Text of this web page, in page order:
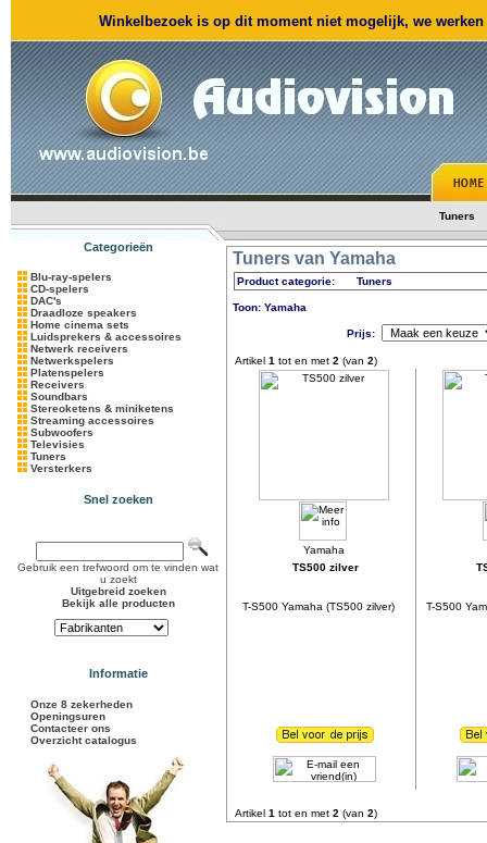
Winkelbezoek is op dit moment niet mogelijk, we
Tuners
Categorieën
Blu-ray-spelers
CD-spelers
DAC's
Draadloze speakers
Home cinema sets
Luidsprekers & accessoires
Netwerk receivers
Netwerkspelers
Platenspelers
Receivers
Soundbars
Stereoketens & miniketens
Streaming accessoires
Subwoofers
Televisies
Tuners
Versterkers
Snel zoeken
Gebruik een trefwoord om te vinden wat
u zoekt
Uitgebreid zoeken
Bekijk alle producten
Informatie
Onze 8 zekerheden
Openingsuren
Contacteer ons
Overzicht catalogus
Tuners van Yamaha
Product categorie: Tuners
Toon: Yamaha
Prijs:
Artikel 1 tot en met 2 (van 2)
TS500 zilver
T-S500 Yamaha (TS500 zilver) T-S500
Artikel 1 tot en met 2 (van 2)